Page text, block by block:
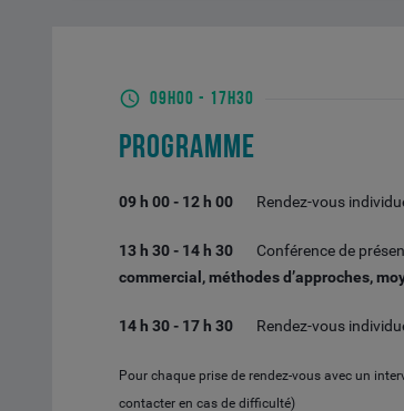
09H00 - 17H30
PROGRAMME
09 h 00 - 12 h 00 Rendez-vous
13 h 30 - 14 h 30 Conférence de
commercial, méthodes d’approches,
14 h 30 - 17 h 30 Rendez-vous
Pour chaque prise de rendez-vous avec un
contacter en cas de difficulté)